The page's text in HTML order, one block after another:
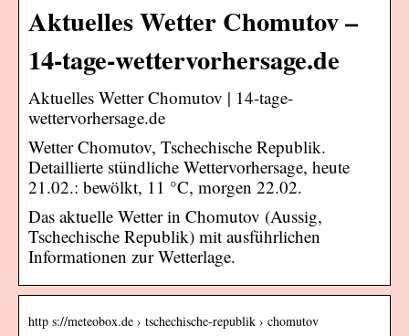
Aktuelles Wetter Chomutov –
14-tage-wettervorhersage.de
Aktuelles Wetter Chomutov | 14-tage-
wettervorhersage.de
Wetter Chomutov, Tschechische Republik.
Detaillierte stündliche Wettervorhersage, heute
21.02.: bewölkt, 11 °C, morgen 22.02.
Das aktuelle Wetter in Chomutov (Aussig,
Tschechische Republik) mit ausführlichen
Informationen zur Wetterlage.
http s://meteobox.de › tschechische-republik › chomutov